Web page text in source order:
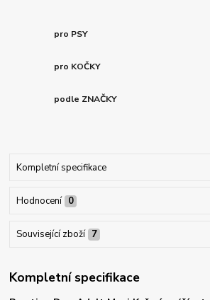
pro PSY
pro KOČKY
podle ZNAČKY
Kompletní specifikace
Hodnocení 0
Související zboží 7
Kompletní specifikace